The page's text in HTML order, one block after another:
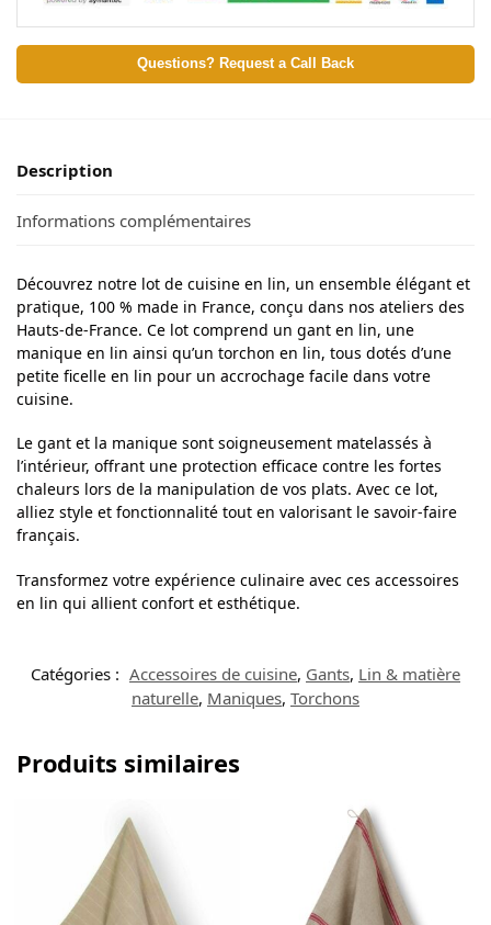
Questions? Request a Call Back
Description
Informations complémentaires
Découvrez notre lot de cuisine en lin, un ensemble élégant et
pratique, 100 % made in France, conçu dans nos ateliers des
Hauts-de-France. Ce lot comprend un gant en lin, une
manique en lin ainsi qu’un torchon en lin, tous dotés d’une
petite ficelle en lin pour un accrochage facile dans votre
cuisine.
Le gant et la manique sont soigneusement matelassés à
l’intérieur, offrant une protection efficace contre les fortes
chaleurs lors de la manipulation de vos plats. Avec ce lot,
alliez style et fonctionnalité tout en valorisant le savoir-faire
français.
Transformez votre expérience culinaire avec ces accessoires
en lin qui allient confort et esthétique.
Catégories : Accessoires de cuisine, Gants, Lin & matière
naturelle, Maniques, Torchons
Produits similaires